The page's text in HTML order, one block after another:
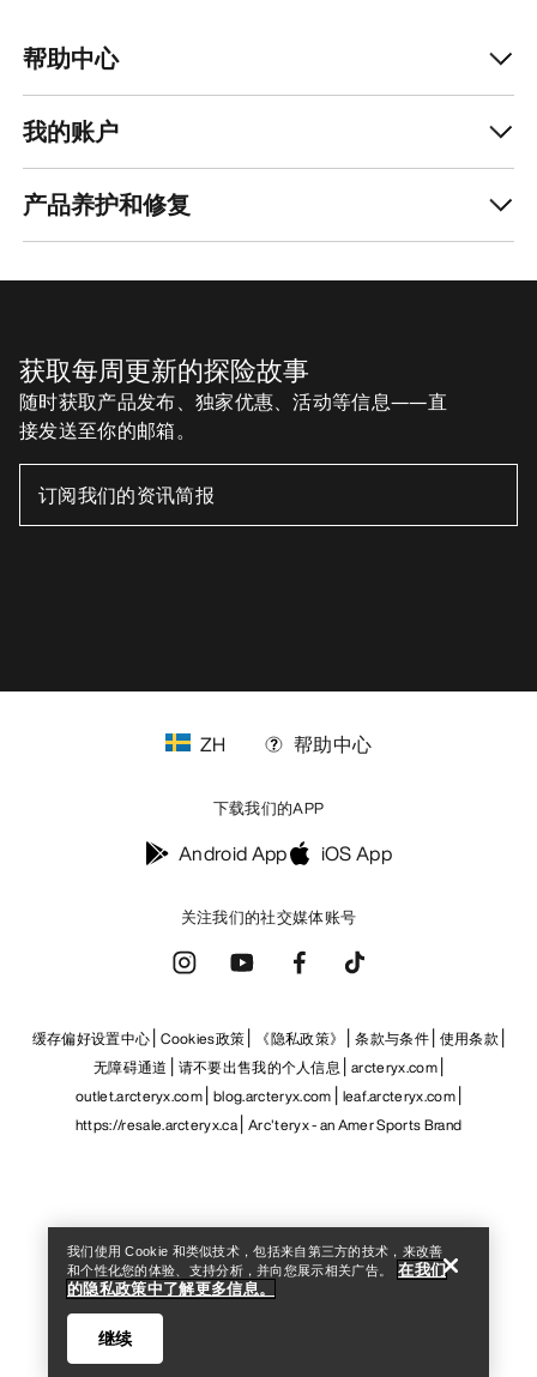
Help
帮助中心
我的账户
产品养护和修复
获取每周更新的探险故事
随时获取产品发布、独家优惠、活动等信息——直
接发送至你的邮箱。
关注我们的社交媒体账号
ZH 帮助中心
下载我们的APP
Android App iOS App
缓存偏好设置中心 Cookies政策 《隐私政策》 条款与条件 使用条款
无障碍通道
请不要出售我的个人信息 arcteryx.com
outlet.arcteryx.com blog.arcteryx.com leaf.arcteryx.com
https://resale.arcteryx.ca Arc'teryx - an Amer Sports Brand
我们使用 Cookie 和类似技术，包括来自第三方的技术，来改善
和个性化您的体验、支持分析，并向您展示相关广告。
在我们
的隐私政策中了解更多信息。
继续